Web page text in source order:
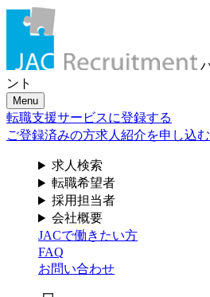
求人検索・転職事例
はじめに、あなたが
「ご経験業種」
お選びください
サービス（人材・ホテル・
商社
流通（EC・運輸・小売）
消費財（食品・アパレル・
ント
Menu
転職支援サービスに登録する
ご登録済みの方求人紹介を申し込む
求人検索
転職希望者
採用担当者
会社概要
JACで働きたい方
FAQ
お問い合わせ
メール認証とは？
メール認証は当社サービスを利用
メールアドレスがご本人のもので
確認するための仕組みです。 これ
のセキュリティリスク低減や、サ
のスムーズな本人認証に役立ちま
ジェイ エイ シー リクルートメン
個人情報取り扱いおよびサービ